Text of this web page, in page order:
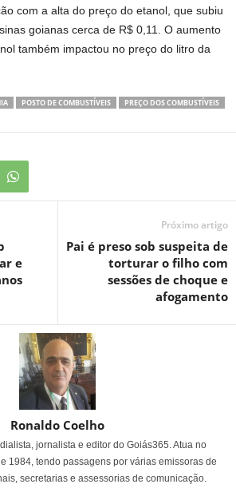
com a alta do preço do etanol, que subiu
goianas cerca de R$ 0,11. O aumento
também impactou no preço do litro da
POSTO DE COMBUSTÍVEIS
PREÇO DOS COMBUSTÍVEIS
e
Próximo artigo
Pai é preso sob suspeita de
torturar o filho com
sessões de choque e
afogamento
Ronaldo Coelho
jornalista e editor do Goiás365. Atua no
1984, tendo passagens por várias emissoras de
secretarias e assessorias de comunicação.